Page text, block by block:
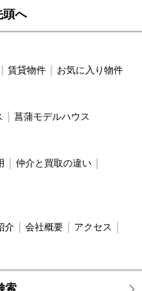
頭へ
賃貸物件 お気に入り物件
菖蒲モデルハウス
仲介と買取の違い
介 会社概要
アクセス
索